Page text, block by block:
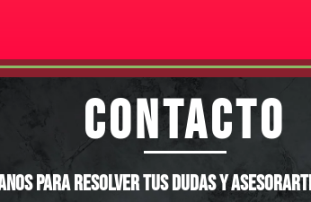
CONTACTO
para resolver tus dudas y